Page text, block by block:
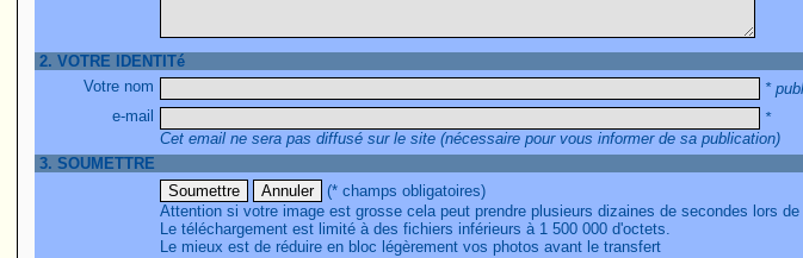
2. VOTRE IDENTITé
Votre nom
*
e-mail
*
Cet email ne sera pas diffusé sur le site (nécessaire pour vous informer de sa publication)
3. SOUMETTRE
(* champs obligatoires)
Attention si votre image est grosse cela peut prendre plusieurs dizaines de secondes lors
Le téléchargement est limité à des fichiers inférieurs à 1 500 000 d'octets.
Le mieux est de réduire en bloc légèrement vos photos avant le transfert